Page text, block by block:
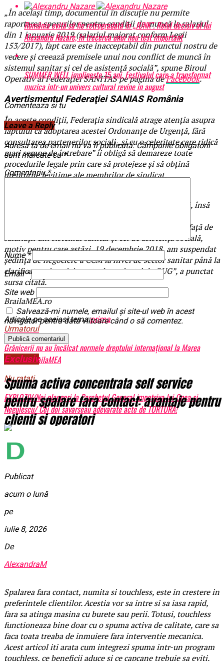
„În același timp, documentul în discuție nu permite
raportarea sporurilor pentru condiții de muncă la salariul
din 1 ianuarie 2019 (salariul majorat conform Legii
153/2017), fapt care este inacceptabil din punctul nostru de
vedere și creează premisele unui nou conflict de muncă în
sistemul sanitar și cel de asistență socială”, spune Biroul
Operativ al Federaţiei SANITAS pe pagina deFacebook.
Avertismentul Federaţiei SANIAS România
În aceste condiţii, Federaţia sindicală atrage atenţia asupra
faptului că adoptarea acestei Ordonanţe de Urgenţă, fără
consultarea partenerilor sociali „şi cu o celeritate care ridică
mari semne de întrebare” îi obligă să demareze toate
procedurile legale prin care să protejeze şi să obţină
drepturile legitime ale membrilor de sindicat.
negociere a fost și va fi mereu declarată și respectată, însă
răsplătită cu aroganță, desconsiderare și dezinteres față de
salariații din sistemul sanitar și cel de asistență socială,
motiv pentru care astăzi, 19 decembrie 2018, am suspendat
ședința de negociere a CCM la nivel de sector sanitar până la
clarificarea situației create de proiectul de OUG”, a punctat
sursa citată.
BrailaMEA.ro
Articole pe aceiasi tema:prima
Urmatorul
Grănicerii nu au încălcat normele dreptului internațional la Marea
Neagră | BrailaMEA
Nu ratati
EXPLOZIV/Noi plangeri la Parchetul General impotriva lui Onea si
Negulescu/ Cei doi savarseau adevarate acte de TORTURA!
România evită să fie retrogradată în „JUNK”. Rolul decisiv al lui
Alexandru Nazare, în trecerea unui nou test important
SUMMER WELL implineste 15 ani. Festivalul care a transformat
muzica intr-un univers cultural revine in august
Comenteaza si tu
Leave a Reply
Adresa ta de email nu va fi publicată. Câmpurile obligatorii
sunt marcate cu*
Comentariu*
Nume*
Email*
Site web
Salvează-mi numele, emailul și site-ul web în acest
navigator pentru data viitoare când o să comentez.
Exclusiv
Spuma activa concentrata self service
pentru spalare fara contact: avantaje pentru
clienti si operatori
Publicat
acum o lună
pe
iulie 8, 2026
De
AlexandraM
Spalarea fara contact, numita si touchless, este in crestere in
preferintele clientilor. Acestia vor sa intre si sa iasa rapid,
fara sa atinga masina cu burete sau perii. Totusi, touchless
functioneaza bine doar cu o spuma activa de calitate, care sa
faca toata treaba de inmuiere fara interventie mecanica.
Acest articol iti arata cum integrezi spuma intr-un program
touchless, ce beneficii aduce si ce capcane trebuie sa eviti.